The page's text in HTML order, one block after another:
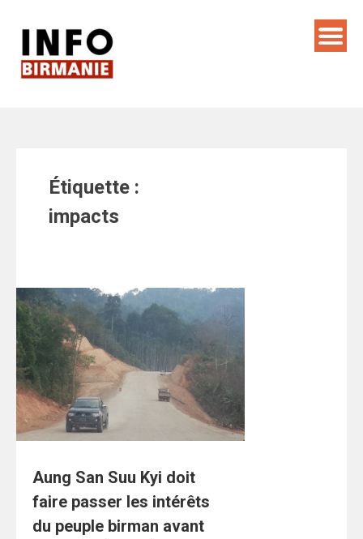
Étiquette :
impacts
Aung San Suu Kyi doit
faire passer les intérêts
du peuple birman avant